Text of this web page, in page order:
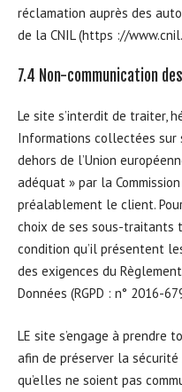
réclamation auprès des
de la CNIL (https ://
7.4 Non-communication
Le site s’interdit de traiter,
Informations collectées sur
dehors de l’Union
adéquat » par la
préalablement le client.
choix de ses sous-traitants
condition qu’il présentent
des exigences du
Données (RGPD : n° 2016-
LE site s’engage à prendre
afin de préserver la
qu’elles ne soient pas